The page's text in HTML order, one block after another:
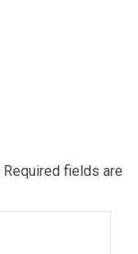
Required fields are